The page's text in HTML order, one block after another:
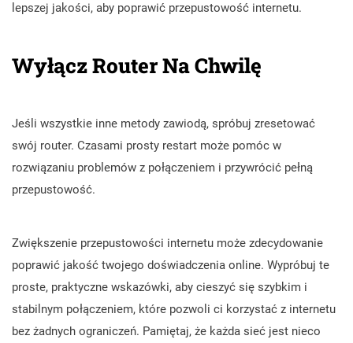
lepszej jakości, aby poprawić przepustowość internetu.
Wyłącz Router Na Chwilę
Jeśli wszystkie inne metody zawiodą, spróbuj zresetować
swój router. Czasami prosty restart może pomóc w
rozwiązaniu problemów z połączeniem i przywrócić pełną
przepustowość.
Zwiększenie przepustowości internetu może zdecydowanie
poprawić jakość twojego doświadczenia online. Wypróbuj te
proste, praktyczne wskazówki, aby cieszyć się szybkim i
stabilnym połączeniem, które pozwoli ci korzystać z internetu
bez żadnych ograniczeń. Pamiętaj, że każda sieć jest nieco